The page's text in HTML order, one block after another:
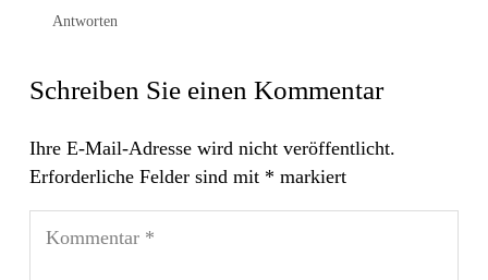
Antworten
Schreiben Sie einen Kommentar
Ihre E-Mail-Adresse wird nicht veröffentlicht.
Erforderliche Felder sind mit * markiert